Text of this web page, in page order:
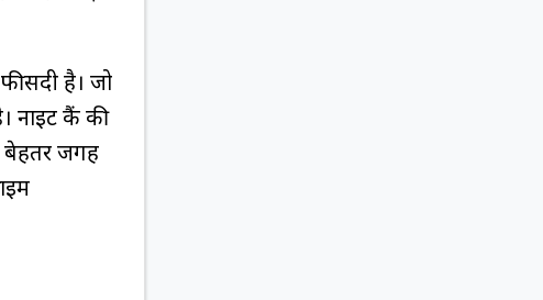
है। जो
फ्रैंक की
बेहतर जगह